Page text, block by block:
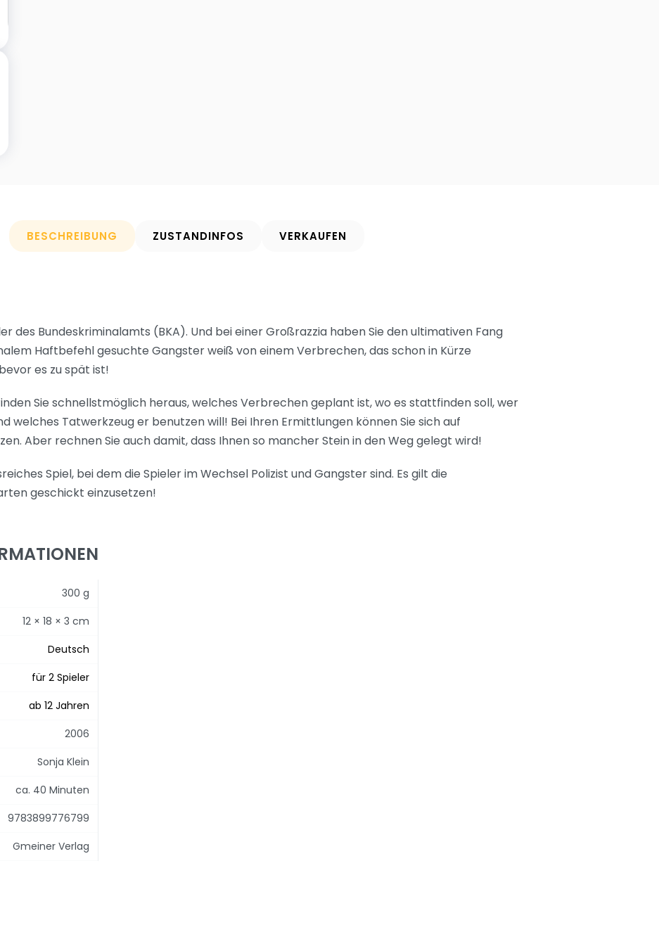
BESCHREIBUNG ZUSTANDINFOS VERKAUFEN
des Bundeskriminalamts (BKA). Und bei einer Großrazzia haben Sie den ultimativen Fang
Haftbefehl gesuchte Gangster weiß von einem Verbrechen, das schon in Kürze
es zu spät ist!
Sie schnellstmöglich heraus, welches Verbrechen geplant ist, wo es stattfinden soll, wer
welches Tatwerkzeug er benutzen will! Bei Ihren Ermittlungen können Sie sich auf
Aber rechnen Sie auch damit, dass Ihnen so mancher Stein in den Weg gelegt wird!
Spiel, bei dem die Spieler im Wechsel Polizist und Gangster sind. Es gilt die
geschickt einzusetzen!
300 g
12 × 18 × 3 cm
Deutsch
für 2 Spieler
ab 12 Jahren
2006
Sonja Klein
ca. 40 Minuten
9783899776799
Gmeiner Verlag